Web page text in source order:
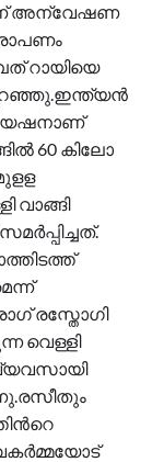
അന്വേഷണ
റായിയെ
60 കിലോ
വാങ്ങി
രസ്തോഗി
വെള്ളി